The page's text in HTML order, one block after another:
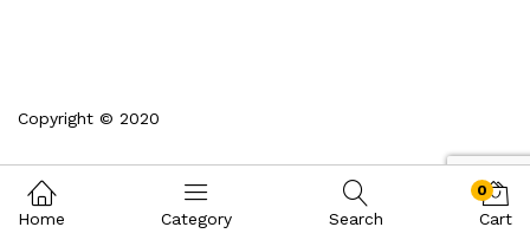
Copyright © 2020
Home Category Search
0
Cart